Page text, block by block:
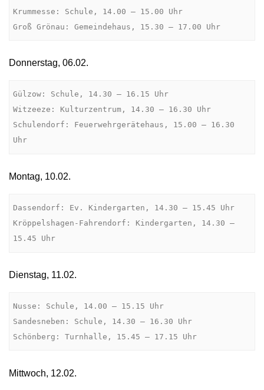
Krummesse: Schule, 14.00 – 15.00 Uhr
Groß Grönau: Gemeindehaus, 15.30 – 17.00 Uhr
Donnerstag, 06.02.
Gülzow: Schule, 14.30 – 16.15 Uhr
Witzeeze: Kulturzentrum, 14.30 – 16.30 Uhr
Schulendorf: Feuerwehrgerätehaus, 15.00 – 16.30
Uhr
Montag, 10.02.
Dassendorf: Ev. Kindergarten, 14.30 – 15.45 Uhr
Kröppelshagen-Fahrendorf: Kindergarten, 14.30 –
15.45 Uhr
Dienstag, 11.02.
Nusse: Schule, 14.00 – 15.15 Uhr
Sandesneben: Schule, 14.30 – 16.30 Uhr
Schönberg: Turnhalle, 15.45 – 17.15 Uhr
Mittwoch, 12.02.